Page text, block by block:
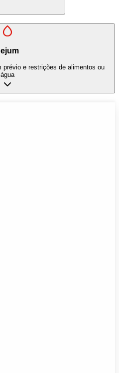
prévio e restrições de alimentos ou
água